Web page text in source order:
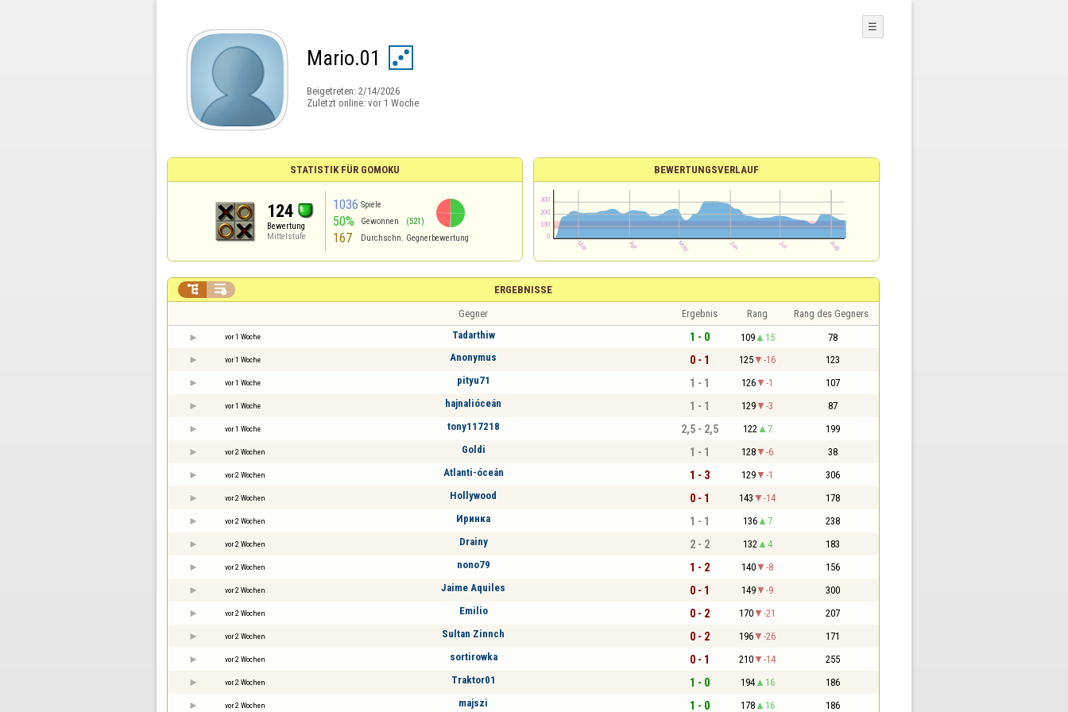
Mario.01
Beigetreten: 2/14/2026
Zuletzt online: vor 1 Woche
☰
STATISTIK FÜR GOMOKU
124
Bewertung
Mittelstufe
1036 Spiele
50% Gewonnen (521)
167 Durchschn. Gegnerbewertung
BEWERTUNGSVERLAUF
ERGEBNISSE
 
Gegner Ergebnis Rang Rang des Gegners
vor 1 Woche Tadarthiw 1 - 0 109 15 78
vor 1 Woche Anonymus 0 - 1 125 -16 123
vor 1 Woche pityu71 1 - 1 126 -1 107
vor 1 Woche hajnalióceán 1 - 1 129 -3 87
vor 1 Woche tony117218 2,5 - 2,5 122 7 199
vor 2 Wochen Goldi 1 - 1 128 -6 38
vor 2 Wochen Atlanti-óceán 1 - 3 129 -1 306
vor 2 Wochen Hollywood 0 - 1 143 -14 178
vor 2 Wochen Иринка 1 - 1 136 7 238
vor 2 Wochen Drainy 2 - 2 132 4 183
vor 2 Wochen nono79 1 - 2 140 -8 156
vor 2 Wochen Jaime Aquiles 0 - 1 149 -9 300
vor 2 Wochen Emilio 0 - 2 170 -21 207
vor 2 Wochen Sultan Zinnch 0 - 2 196 -26 171
vor 2 Wochen sortirowka 0 - 1 210 -14 255
vor 2 Wochen Traktor01 1 - 0 194 16 186
vor 2 Wochen majszi 1 - 0 178 16 186